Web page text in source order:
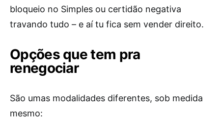
bloqueio no Simples ou certidão negativa
travando tudo – e aí tu fica sem vender direito.
Opções que tem pra
renegociar
São umas modalidades diferentes, sob medida
mesmo: